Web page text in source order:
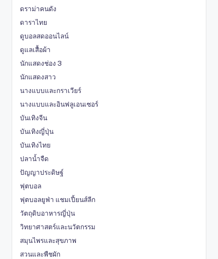
ดราม่าคนดัง
ดาราไทย
ดูบอลสดออนไลน์
ดูแลเสื้อผ้า
นักแสดงช่อง 3
นักแสดงสาว
นางแบบและกราเวียร์
นางแบบและอินฟลูเอนเซอร์
บันเทิงจีน
บันเทิงญี่ปุ่น
บันเทิงไทย
ปลาน้ำจืด
ปัญญาประดิษฐ์
ฟุตบอล
ฟุตบอลยูฟ่า แชมเปี้ยนส์ลีก
วัตถุดิบอาหารญี่ปุ่น
วิทยาศาสตร์และนวัตกรรม
สมุนไพรและสุขภาพ
สวนและพืชผัก